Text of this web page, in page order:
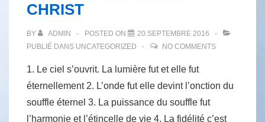
CHRIST
BY ADMIN POSTED ON
20 SEPTEMBRE 2016
PUBLIÉ DANS UNCATEGORIZED NO COMMENTS
1. Le ciel s’ouvrit. La lumière fut et elle fut
éternellement 2. L’onde fut elle devint l’onction du
souffle éternel 3. La puissance du souffle fut
l’harmonie et l’étincelle de vie 4. La fidélité c’est